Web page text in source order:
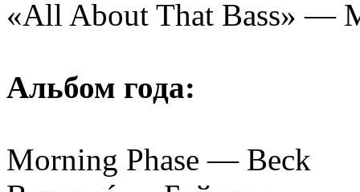
«All About That Bass» —
Альбом года:
Morning Phase — Beck